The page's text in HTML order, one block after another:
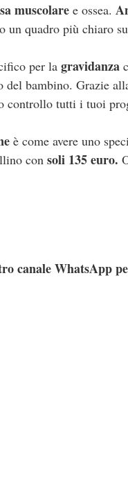
muscolare e ossea.
un quadro più chiaro
per la gravidanza
del bambino. Grazie
controllo tutti i tuoi
è come avere uno
con soli 135 euro.
canale WhatsApp